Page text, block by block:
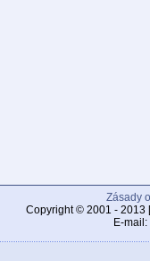
Zásady
Copyright © 2001 - 2013
E-mail: